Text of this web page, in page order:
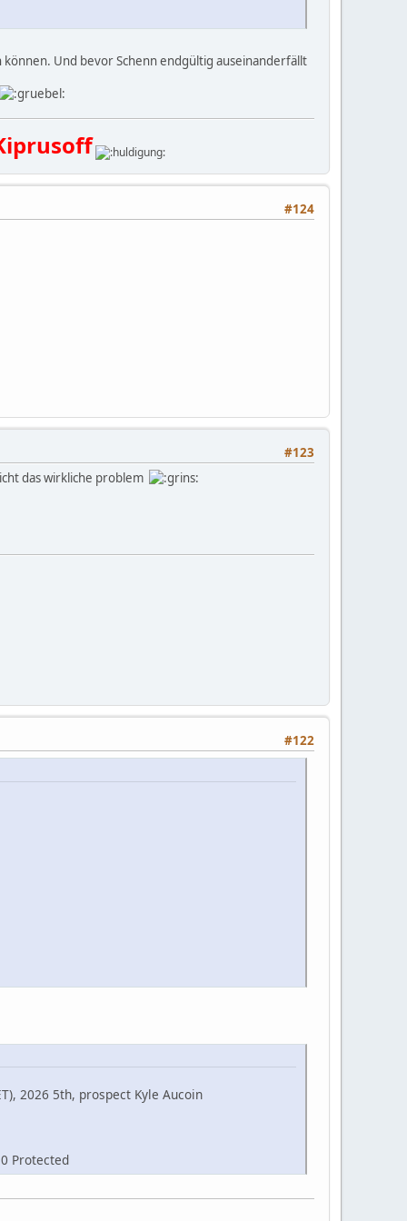
Und bevor Schenn endgültig auseinanderfällt
#124
#123
das wirkliche problem
#122
2026 5th, prospect Kyle Aucoin
Protected